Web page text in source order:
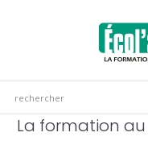
La formation